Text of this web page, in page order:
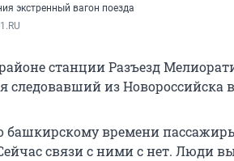
экстренный вагон поезда
станции Разъезд
следовавший из Новороссийска
башкирскому времени
связи с ними с нет. Люди